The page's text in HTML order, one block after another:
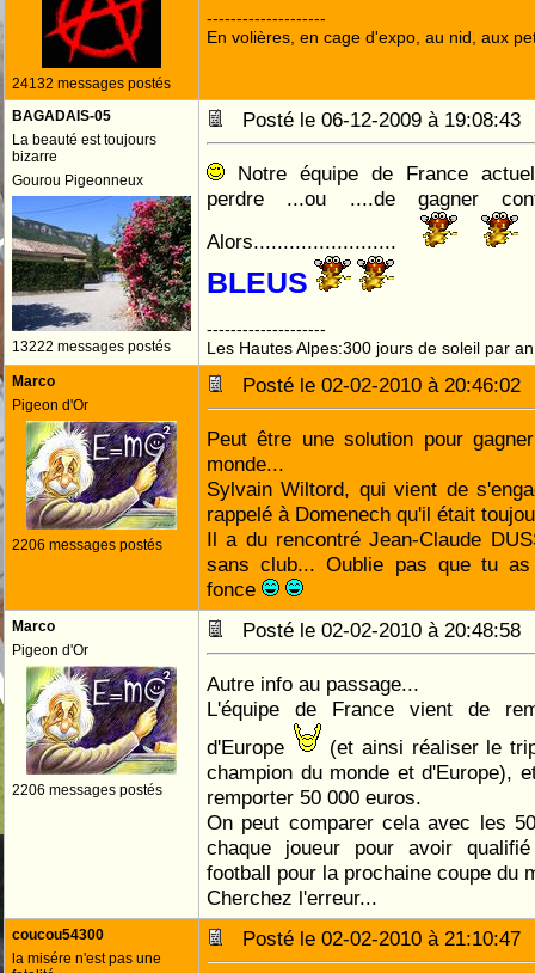
24132 messages postés
--------------------
En volières, en cage d'expo, au nid, aux
BAGADAIS-05
La beauté est toujours
bizarre
Gourou Pigeonneux
13222 messages postés
Posté le 06-12-2009 à
Notre équipe de France
perdre ...ou ....de gagner
Alors........................
BLEUS
--------------------
Les Hautes Alpes:300 jours de soleil par an
Marco
Pigeon d'Or
2206 messages postés
Posté le 02-02-2010 à
Peut être une solution pour
monde...
Sylvain Wiltord, qui vient de
rappelé à Domenech qu'il était
Il a du rencontré Jean-Claude
sans club... Oublie pas que tu
fonce
Marco
Pigeon d'Or
2206 messages postés
Posté le 02-02-2010 à
Autre info au passage...
L'équipe de France vient de
d'Europe
(et ainsi réaliser le
champion du monde et d'Europe),
remporter 50 000 euros.
On peut comparer cela avec les
chaque joueur pour avoir
football pour la prochaine coupe du
Cherchez l'erreur...
coucou54300
la misére n'est pas une
Posté le 02-02-2010 à